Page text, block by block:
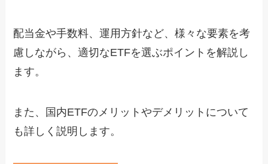
配当金や手数料、運用方針など、様々な要素を考
慮しながら、適切なETFを選ぶポイントを解説し
ます。
また、国内ETFのメリットやデメリットについて
も詳しく説明します。